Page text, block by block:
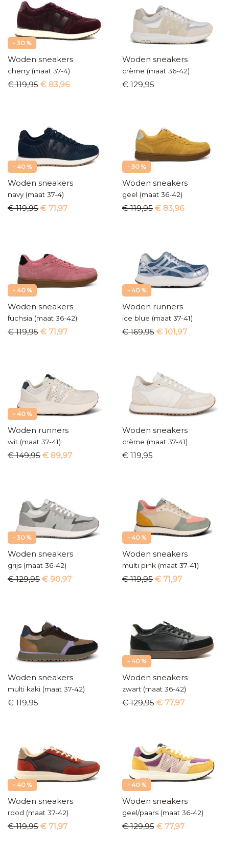
- 30 %
Woden sneakers
cherry (maat 37-4)
€ 119,95 € 83,96
Woden sneakers
crème (maat 36-42)
€ 129,95
- 40 %
Woden sneakers
navy (maat 37-4)
€ 119,95 € 71,97
- 30 %
Woden sneakers
geel (maat 36-42)
€ 119,95 € 83,96
- 40 %
Woden sneakers
fuchsia (maat 36-42)
€ 119,95 € 71,97
- 40 %
Woden runners
ice blue (maat 37-41)
€ 169,95 € 101,97
- 40 %
Woden runners
wit (maat 37-41)
€ 149,95 € 89,97
Woden sneakers
crème (maat 37-41)
€ 119,95
- 30 %
Woden sneakers
grijs (maat 36-42)
€ 129,95 € 90,97
- 40 %
Woden sneakers
multi pink (maat 37-41)
€ 119,95 € 71,97
Woden sneakers
multi kaki (maat 37-42)
€ 119,95
- 40 %
Woden sneakers
zwart (maat 36-42)
€ 129,95 € 77,97
- 40 %
Woden sneakers
rood (maat 37-42)
€ 119,95 € 71,97
- 40 %
Woden sneakers
geel/paars (maat 36-42)
€ 129,95 € 77,97